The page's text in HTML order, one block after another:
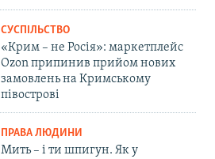
СУСПІЛЬСТВО
«Крим – не Росія»: маркетплейс
Ozon припинив прийом нових
замовлень на Кримському
півострові
ПРАВА ЛЮДИНИ
Мить – і ти шпигун. Як у